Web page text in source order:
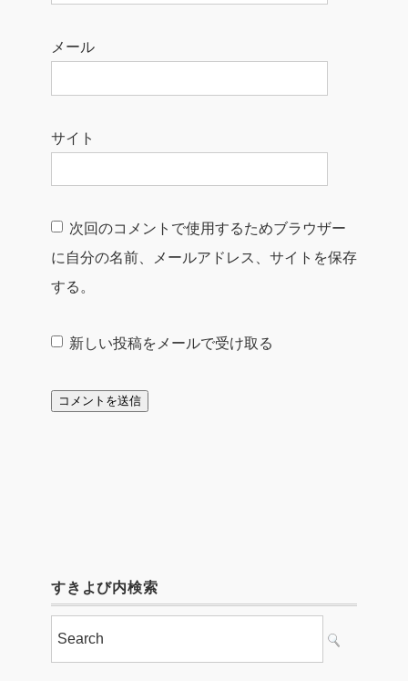
メール
サイト
次回のコメントで使用するためブラウザー
に自分の名前、メールアドレス、サイトを保存
する。
新しい投稿をメールで受け取る
すきよび内検索